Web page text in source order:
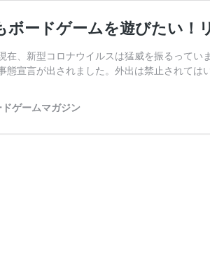
ボードゲームを遊びたい！
在、新型コロナウイルスは猛威を振るって
態宣言が出されました。外出は禁止されて
ゲームマガジン